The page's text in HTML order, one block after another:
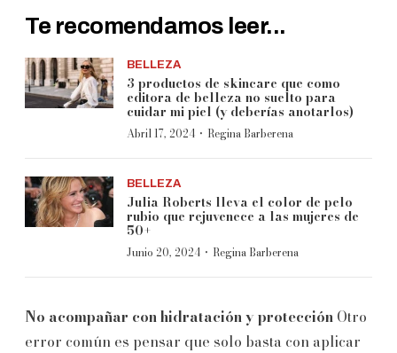
Te recomendamos leer...
BELLEZA
3 productos de skincare que como
editora de belleza no suelto para
cuidar mi piel (y deberías anotarlos)
Abril 17, 2024 · Regina Barberena
BELLEZA
Julia Roberts lleva el color de pelo
rubio que rejuvenece a las mujeres de
50+
Junio 20, 2024 · Regina Barberena
No acompañar con hidratación y protección Otro
error común es pensar que solo basta con aplicar